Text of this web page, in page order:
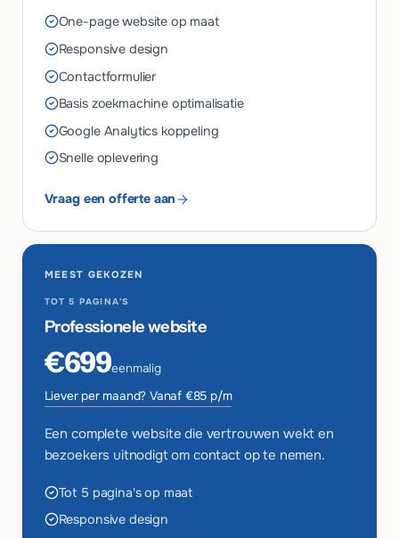
One-page website op maat
Responsive design
Contactformulier
Basis zoekmachine optimalisatie
Google Analytics koppeling
Snelle oplevering
Vraag een offerte aan
MEEST GEKOZEN
TOT 5 PAGINA'S
Professionele website
€699eenmalig
Liever per maand? Vanaf €85 p/m
Een complete website die vertrouwen wekt en
bezoekers uitnodigt om contact op te nemen.
Tot 5 pagina's op maat
Responsive design